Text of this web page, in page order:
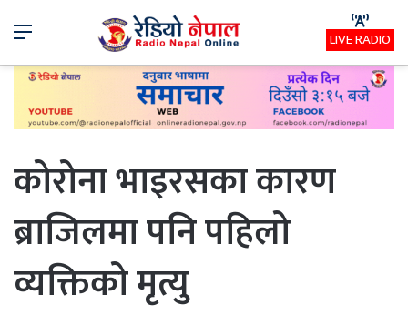
Menu LIVE RADIO
कोरोना भाइरसका कारण
ब्राजिलमा पनि पहिलो
व्यक्तिको मृत्यु